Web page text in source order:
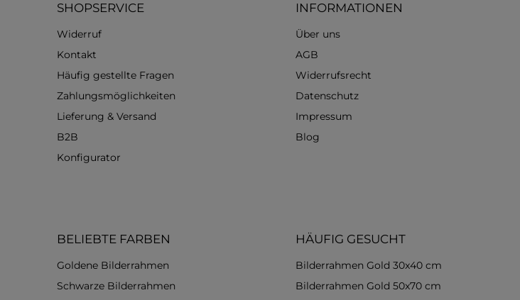
SHOPSERVICE
Widerruf
Kontakt
Häufig gestellte Fragen
Zahlungsmöglichkeiten
Lieferung & Versand
B2B
Konfigurator
INFORMATIONEN
Über uns
AGB
Widerrufsrecht
Datenschutz
Impressum
Blog
BELIEBTE FARBEN
Goldene Bilderrahmen
Schwarze Bilderrahmen
HÄUFIG GESUCHT
Bilderrahmen Gold 30x40 cm
Bilderrahmen Gold 50x70 cm